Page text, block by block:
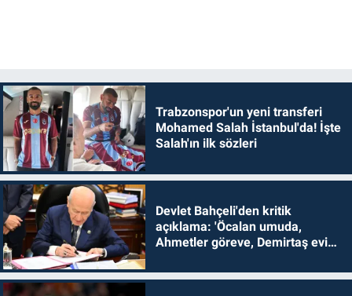
Trabzonspor'un yeni transferi
Mohamed Salah İstanbul'da! İşte
Salah'ın ilk sözleri
Devlet Bahçeli'den kritik
açıklama: 'Öcalan umuda,
Ahmetler göreve, Demirtaş evine